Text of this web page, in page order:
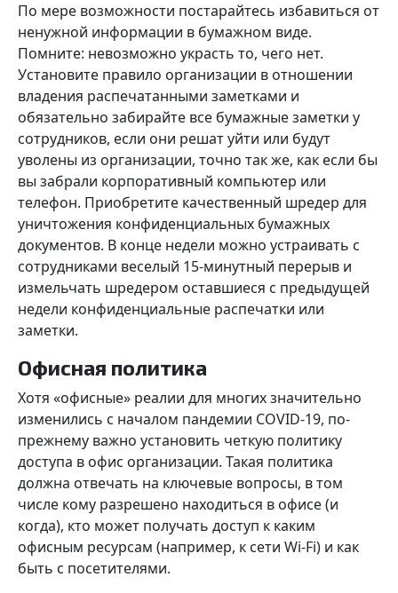
По мере возможности постарайтесь избавиться от
ненужной информации в бумажном виде.
Помните: невозможно украсть то, чего нет.
Установите правило организации в отношении
владения распечатанными заметками и
обязательно забирайте все бумажные заметки у
сотрудников, если они решат уйти или будут
уволены из организации, точно так же, как если бы
вы забрали корпоративный компьютер или
телефон. Приобретите качественный шредер для
уничтожения конфиденциальных бумажных
документов. В конце недели можно устраивать с
сотрудниками веселый 15-минутный перерыв и
измельчать шредером оставшиеся с предыдущей
недели конфиденциальные распечатки или
заметки.
Офисная политика
Хотя «офисные» реалии для многих значительно
изменились с началом пандемии COVID-19, по-
прежнему важно установить четкую политику
доступа в офис организации. Такая политика
должна отвечать на ключевые вопросы, в том
числе кому разрешено находиться в офисе (и
когда), кто может получать доступ к каким
офисным ресурсам (например, к сети Wi-Fi) и как
быть с посетителями.